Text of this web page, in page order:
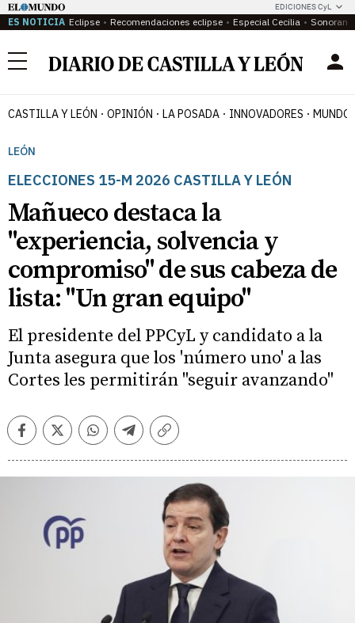
EDICIONES CyL
ES NOTICIA Eclipse Recomendaciones eclipse Especial Cecilia
Menú
CASTILLA Y LEÓN OPINIÓN LA POSADA INNOVADORES MUNDO
LEÓN
ELECCIONES 15-M 2026 CASTILLA Y LEÓN
Mañueco destaca la
"experiencia, solvencia y
compromiso" de sus cabeza de
lista: "Un gran equipo"
El presidente del PPCyL y candidato a la
Junta asegura que los 'número uno' a las
Cortes les permitirán "seguir avanzando"
FacebookTwitterWhatsappTelegramCopiar